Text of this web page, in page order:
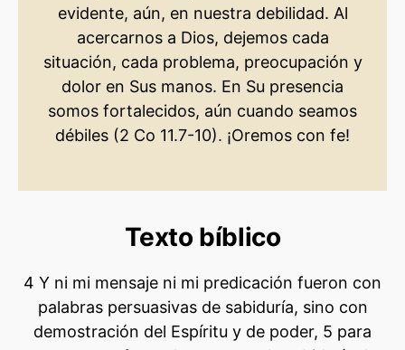
evidente, aún, en nuestra debilidad. Al
acercarnos a Dios, dejemos cada
situación, cada problema, preocupación y
dolor en Sus manos. En Su presencia
somos fortalecidos, aún cuando seamos
débiles (2 Co 11.7-10). ¡Oremos con fe!
Texto bíblico
4 Y ni mi mensaje ni mi predicación fueron con
palabras persuasivas de sabiduría, sino con
demostración del Espíritu y de poder, 5 para